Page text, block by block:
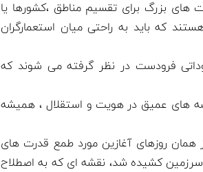
بزرگ برای تقسیم مناطق ،کشورها یا
که باید به راحتی میان استعمارگران
فرودست در نظر گرفته می شوند که
های عمیق در هویت و استقلال ، همیشه
همان روزهای آغازین مورد طمع قدرت های
کشیده شد، نقشه ای که به اصطلاح